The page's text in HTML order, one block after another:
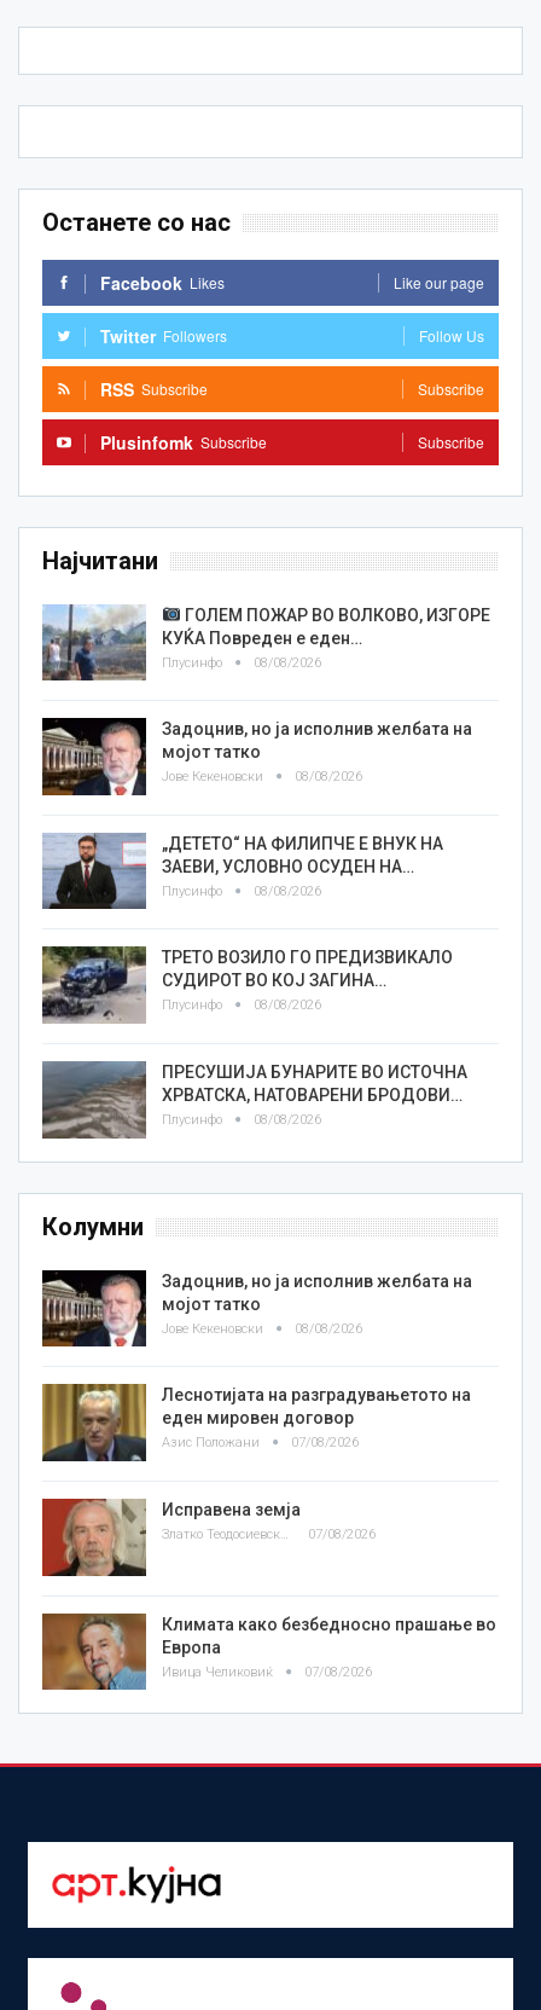
Останете со нас
Facebook Likes Like our page
Twitter Followers Follow Us
RSS Subscribe Subscribe
Plusinfomk Subscribe Subscribe
Најчитани
ГОЛЕМ ПОЖАР ВО ВОЛКОВО, ИЗГОРЕ
КУЌА Повреден е еден…
Плусинфо 08/08/2026
Задоцнив, но ја исполнив желбата на
мојот татко
Јове Кекеновски 08/08/2026
„ДЕТЕТО“ НА ФИЛИПЧЕ Е ВНУК НА
ЗАЕВИ, УСЛОВНО ОСУДЕН НА…
Плусинфо 08/08/2026
ТРЕТО ВОЗИЛО ГО ПРЕДИЗВИКАЛО
СУДИРОТ ВО КОЈ ЗАГИНА…
Плусинфо 08/08/2026
ПРЕСУШИЈА БУНАРИТЕ ВО ИСТОЧНА
ХРВАТСКА, НАТОВАРЕНИ БРОДОВИ…
Плусинфо 08/08/2026
Колумни
Задоцнив, но ја исполнив желбата на
мојот татко
Јове Кекеновски 08/08/2026
Леснотијата на разградувањетото на
еден мировен договор
Азис Положани 07/08/2026
Исправена земја
Златко Теодосиевски 07/08/2026
Климата како безбедносно прашање во
Европа
Ивица Челиковиќ 07/08/2026